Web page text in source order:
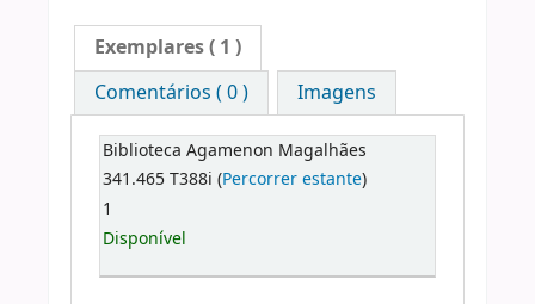
Exemplares( 1 )
Comentários ( 0 )
Imagens
Biblioteca Agamenon Magalhães
341.465 T388i (Percorrer estante)
1
Disponível